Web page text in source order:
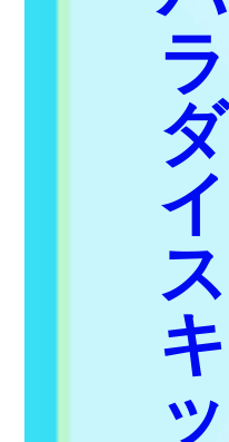
ラ
ダ
イ
ス
キ
ッ